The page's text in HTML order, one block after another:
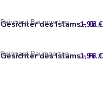
Gesichter des Islams - Glaube und Kultur
Reinhard Baumgarten 1,96 €
Gesichter des Islams - Frauen und Männer
Reinhard Baumgarten 1,96 €